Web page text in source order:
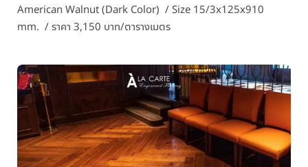
American Walnut (Dark Color) / Size 15/3x125x910
mm. / ราคา 3,150 บาท/ตารางเมตร